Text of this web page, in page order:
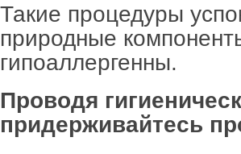
Такие процедуры
природные
гипоаллергенны.
Проводя
придерживайтесь